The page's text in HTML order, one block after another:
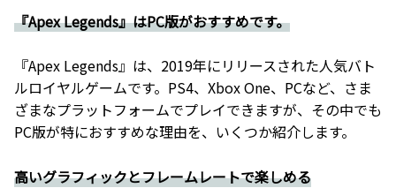
『Apex Legends』はPC版がおすすめです。
『Apex Legends』は、2019年にリリースされた人気バト
ルロイヤルゲームです。PS4、Xbox One、PCなど、さま
ざまなプラットフォームでプレイできますが、その中でも
PC版が特におすすめな理由を、いくつか紹介します。
高いグラフィックとフレームレートで楽しめる